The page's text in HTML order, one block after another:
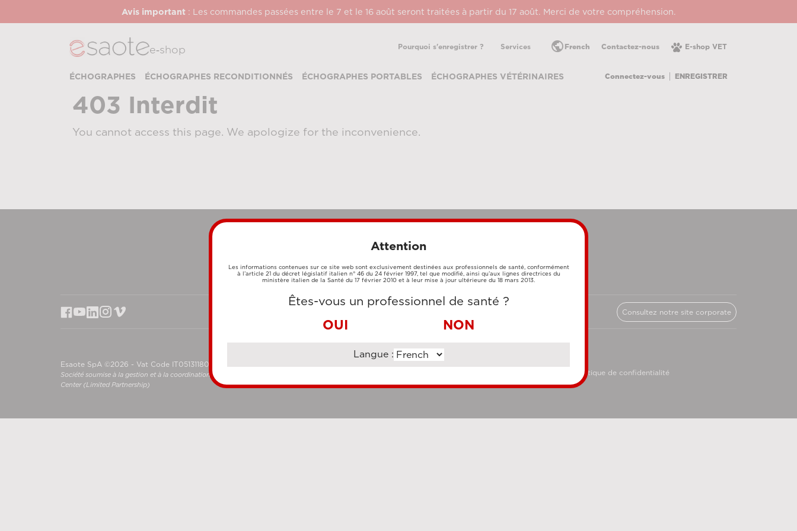
Avis important: Les commandes passées entre le 7 et le 16 août seront traitées à partir du 17 août. Merci de votre compréhension.
e‑shop Pourquoi s'enregistrer ? Services E-shop VET
Contactez-nous
public French
ÉCHOGRAPHES ÉCHOGRAPHES RECONDITIONNÉS ÉCHOGRAPHES PORTABLES ÉCHOGRAPHES VÉTÉRINAIRES Connectez-vous ENREGISTRER
403 Interdit
You cannot access this page. We apologize for the inconvenience.
CARTE DE
CRÉDIT
VIREMENT
BANCAIRE
Consultez notre site corporate
Esaote SpA ©2026 - Vat Code IT05131180969
Société soumise à la gestion et à la coordination de Shanghai Luzi Enterprise Management Consultancy
Center (Limited Partnership)
Politique de confidentialité
Attention
Les informations contenues sur ce site web sont exclusivement destinées aux professionnels de santé, conformément
à l’article 21 du décret législatif italien n° 46 du 24 février 1997, tel que modifié, ainsi qu’aux lignes directrices du
ministère italien de la Santé du 17 février 2010 et à leur mise à jour ultérieure du 18 mars 2013.
Êtes-vous un professionnel de santé ?
OUI NON
Langue :